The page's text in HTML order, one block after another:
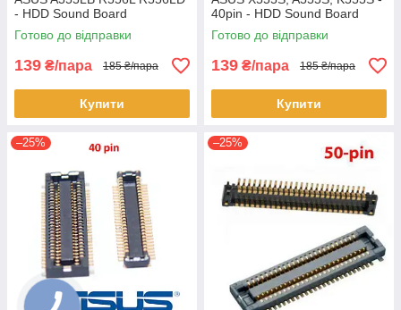
- HDD Sound Board
Готово до відправки
139 ₴/пара 185 ₴/пара
Купити
40pin - HDD Sound Board
Готово до відправки
139 ₴/пара 185 ₴/пара
Купити
–25% –25%